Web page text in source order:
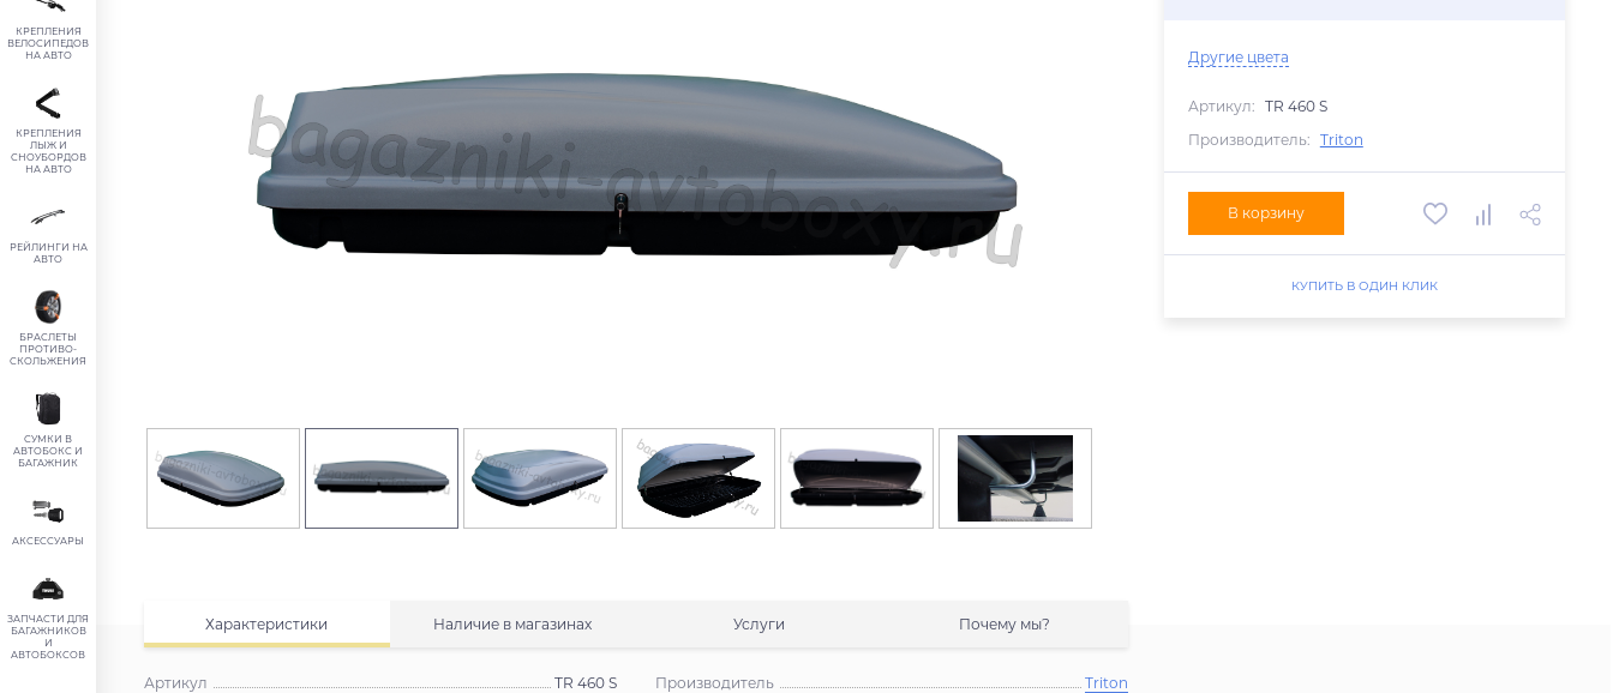
КРЕПЛЕНИЯ
ВЕЛОСИПЕДОВ
НА АВТО
КРЕПЛЕНИЯ
ЛЫЖ И
СНОУБОРДОВ
НА АВТО
РЕЙЛИНГИ НА
АВТО
БРАСЛЕТЫ
ПРОТИВО-
СКОЛЬЖЕНИЯ
СУМКИ В
АВТОБОКС И
БАГАЖНИК
АКСЕССУАРЫ
ЗАПЧАСТИ ДЛЯ
БАГАЖНИКОВ
И
АВТОБОКСОВ
Характеристики Наличие в магазинах Услуги Почему мы?
Артикул TR 460 S Производитель
Triton
Другие цвета
Артикул: TR 460 S
Производитель: Triton
В корзину
КУПИТЬ В ОДИН КЛИК